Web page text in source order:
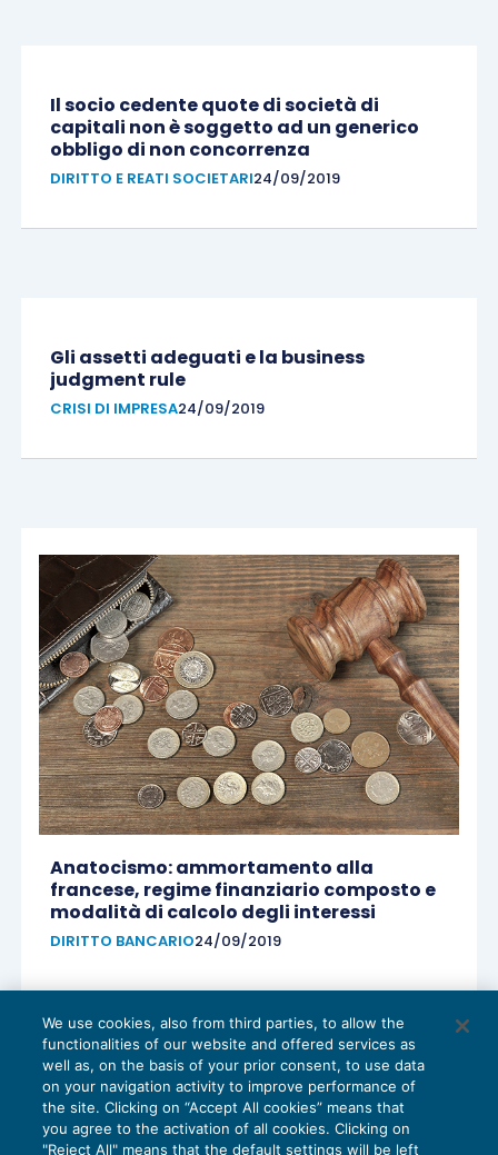
Il socio cedente quote di società di
capitali non è soggetto ad un generico
obbligo di non concorrenza
DIRITTO E REATI SOCIETARI24/09/2019
Gli assetti adeguati e la business
judgment rule
CRISI DI IMPRESA24/09/2019
Anatocismo: ammortamento alla
francese, regime finanziario composto e
modalità di calcolo degli interessi
DIRITTO BANCARIO24/09/2019
I requisiti di validità del verbale di
conciliazione
We use cookies, also from third parties, to allow the
functionalities of our website and offered services as
well as, on the basis of your prior consent, to use data
on your navigation activity to improve performance of
the site. Clicking on “Accept All cookies” means that
you agree to the activation of all cookies. Clicking on
"Reject All" means that the default settings will be left